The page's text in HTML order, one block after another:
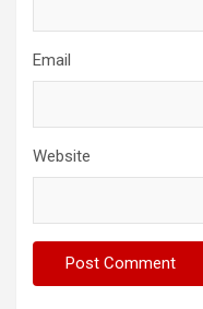
Email
Website